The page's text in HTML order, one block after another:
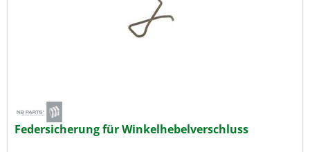
Federsicherung für Winkelhebelverschluss